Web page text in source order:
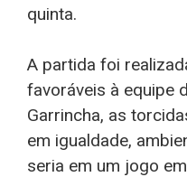
quinta.
A partida foi
favoráveis à equipe
Garrincha, as
em igualdade,
seria em um jogo